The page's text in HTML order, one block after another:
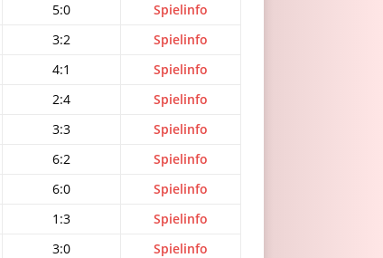
5:0
Spielinfo
3:2
Spielinfo
4:1
Spielinfo
2:4
Spielinfo
3:3
Spielinfo
6:2
Spielinfo
6:0
Spielinfo
1:3
Spielinfo
3:0
Spielinfo